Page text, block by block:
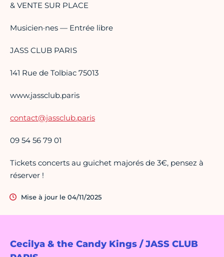
Cecilya & the Candy Kings / JASS CLUB
& VENTE SUR PLACE
Musicien·nes — Entrée libre
JASS CLUB PARIS
141 Rue de Tolbiac 75013
www.jassclub.paris
contact@jassclub.paris
09 54 56 79 01
Tickets concerts au guichet majorés de 3€, pensez à
réserver !
Mise à jour le 04/11/2025